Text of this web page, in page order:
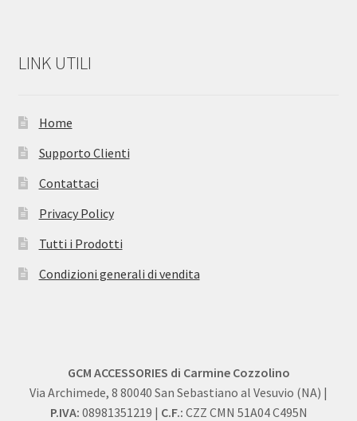
LINK UTILI
Home
Supporto Clienti
Contattaci
Privacy Policy
Tutti i Prodotti
Condizioni generali di vendita
GCM ACCESSORIES di Carmine Cozzolino
Via Archimede, 8 80040 San Sebastiano al Vesuvio (NA) |
P.IVA: 08981351219 | C.F.: CZZ CMN 51A04 C495N